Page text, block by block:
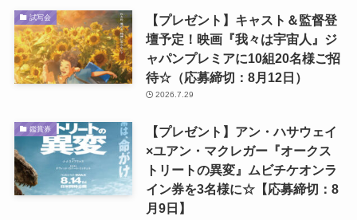
試写会
【プレゼント】キャスト＆監督登
壇予定！映画『我々は宇宙人』ジ
ャパンプレミアに10組20名様ご招
待☆（応募締切：8月12日）
2026.7.29
鑑賞券
【プレゼント】アン・ハサウェイ
×ユアン・マクレガー『オークス
トリートの異変』ムビチケオンラ
イン券を3名様に☆【応募締切：8
月9日】